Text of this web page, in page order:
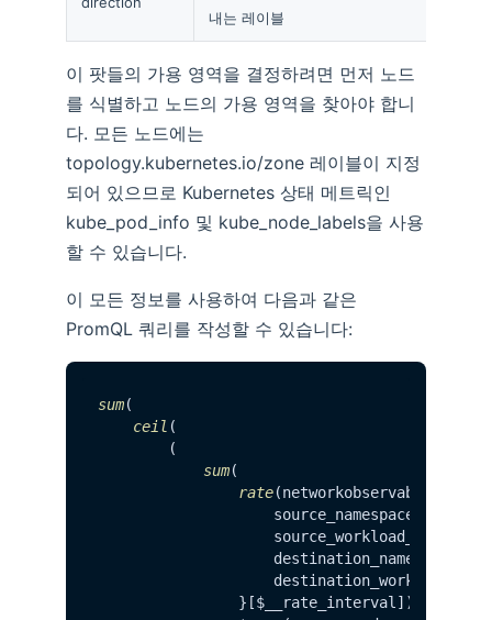
내는 레이블
이 팟들의 가용 영역을 결정하려면 먼저 노드
를 식별하고 노드의 가용 영역을 찾아야 합니
다. 모든 노드에는
topology.kubernetes.io/zone 레이블이 지정
되어 있으므로 Kubernetes 상태 메트릭인
kube_pod_info 및 kube_node_labels을 사용
할 수 있습니다.
이 모든 정보를 사용하여 다음과 같은
PromQL 쿼리를 작성할 수 있습니다:
sum(
ceil (
        (
sum(
rate
                    source_namespace=
                    source_workload_name=~
                    destination_namespace=
                }[$__rate_interval])